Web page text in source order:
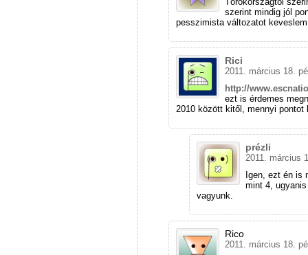
szerint mindig jól
pesszimista változatot
Rici
2011. március 18.
http://
ezt is érdemes
2010 között kitől, mennyi pontot
prézli
2011. március
Igen, ezt én is
mint 4,
vagyunk.
Rico
2011. március 18.